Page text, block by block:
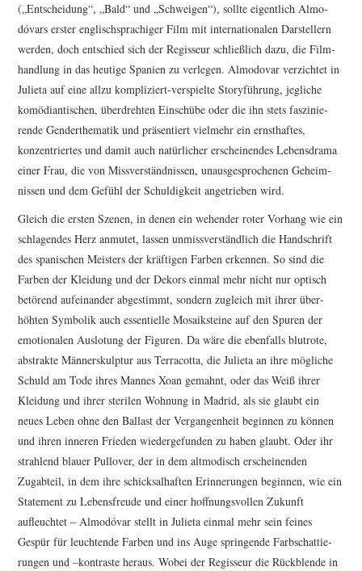
(„Entschei­dung“, „Bald“ und „Schweigen“), sollte eigent­lich Almo­
dóvars erster englisch­spra­chiger Film mit inter­na­tio­nalen Darstel­lern
werden, doch entschied sich der Regisseur schließ­lich dazu, die Film­
hand­lung in das heutige Spanien zu verlegen. Almodovar verzichtet in
Julieta auf eine allzu kompli­ziert-verspielte Story­füh­rung, jegliche
komö­di­an­ti­schen, über­drehten Einschübe oder die ihn stets faszi­nie­
rende Gender­the­matik und präsen­tiert vielmehr ein ernst­haftes,
konzen­triertes und damit auch natür­li­cher erschei­nendes Lebens­drama
einer Frau, die von Miss­ver­s­tänd­nissen, unaus­ge­spro­chenen Geheim­
nissen und dem Gefühl der Schul­dig­keit ange­trieben wird.
Gleich die ersten Szenen, in denen ein wehender roter Vorhang wie ein
schla­gendes Herz anmutet, lassen unmiss­ver­s­tänd­lich die Hand­schrift
des spani­schen Meisters der kräftigen Farben erkennen. So sind die
Farben der Kleidung und der Dekors einmal mehr nicht nur optisch
betörend aufein­ander abge­stimmt, sondern zugleich mit ihrer über­
höhten Symbolik auch essen­ti­elle Mosa­ik­steine auf den Spuren der
emotio­nalen Auslotung der Figuren. Da wäre die ebenfalls blutrote,
abstrakte Männerskulptur aus Terra­cotta, die Julieta an ihre mögliche
Schuld am Tode ihres Mannes Xoan gemahnt, oder das Weiß ihrer
Kleidung und ihrer sterilen Wohnung in Madrid, als sie glaubt ein
neues Leben ohne den Ballast der Vergan­gen­heit beginnen zu können
und ihren inneren Frieden wieder­ge­funden zu haben glaubt. Oder ihr
strahlend blauer Pullover, der in dem altmo­disch erschei­nenden
Zugabteil, in dem ihre schick­sal­haften Erin­ne­rungen beginnen, wie ein
Statement zu Lebens­freude und einer hoff­nungs­vollen Zukunft
aufleuchtet – Almodóvar stellt in Julieta einmal mehr sein feines
Gespür für leuch­tende Farben und ins Auge sprin­gende Farb­schat­tie­
rungen und –kontraste heraus. Wobei der Regisseur die Rück­blende in